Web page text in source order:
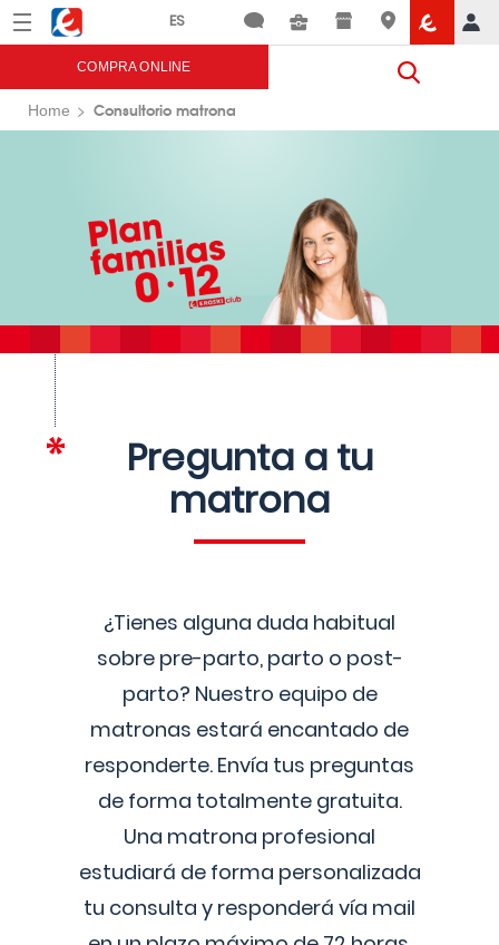
Menú Eroski
COMPRA ONLINE
Home Consultorio matrona
Pregunta a tu
matrona
¿Tienes alguna duda habitual
sobre pre-parto, parto o post-
parto? Nuestro equipo de
matronas estará encantado de
responderte. Envía tus preguntas
de forma totalmente gratuita.
Una matrona profesional
estudiará de forma personalizada
tu consulta y responderá vía mail